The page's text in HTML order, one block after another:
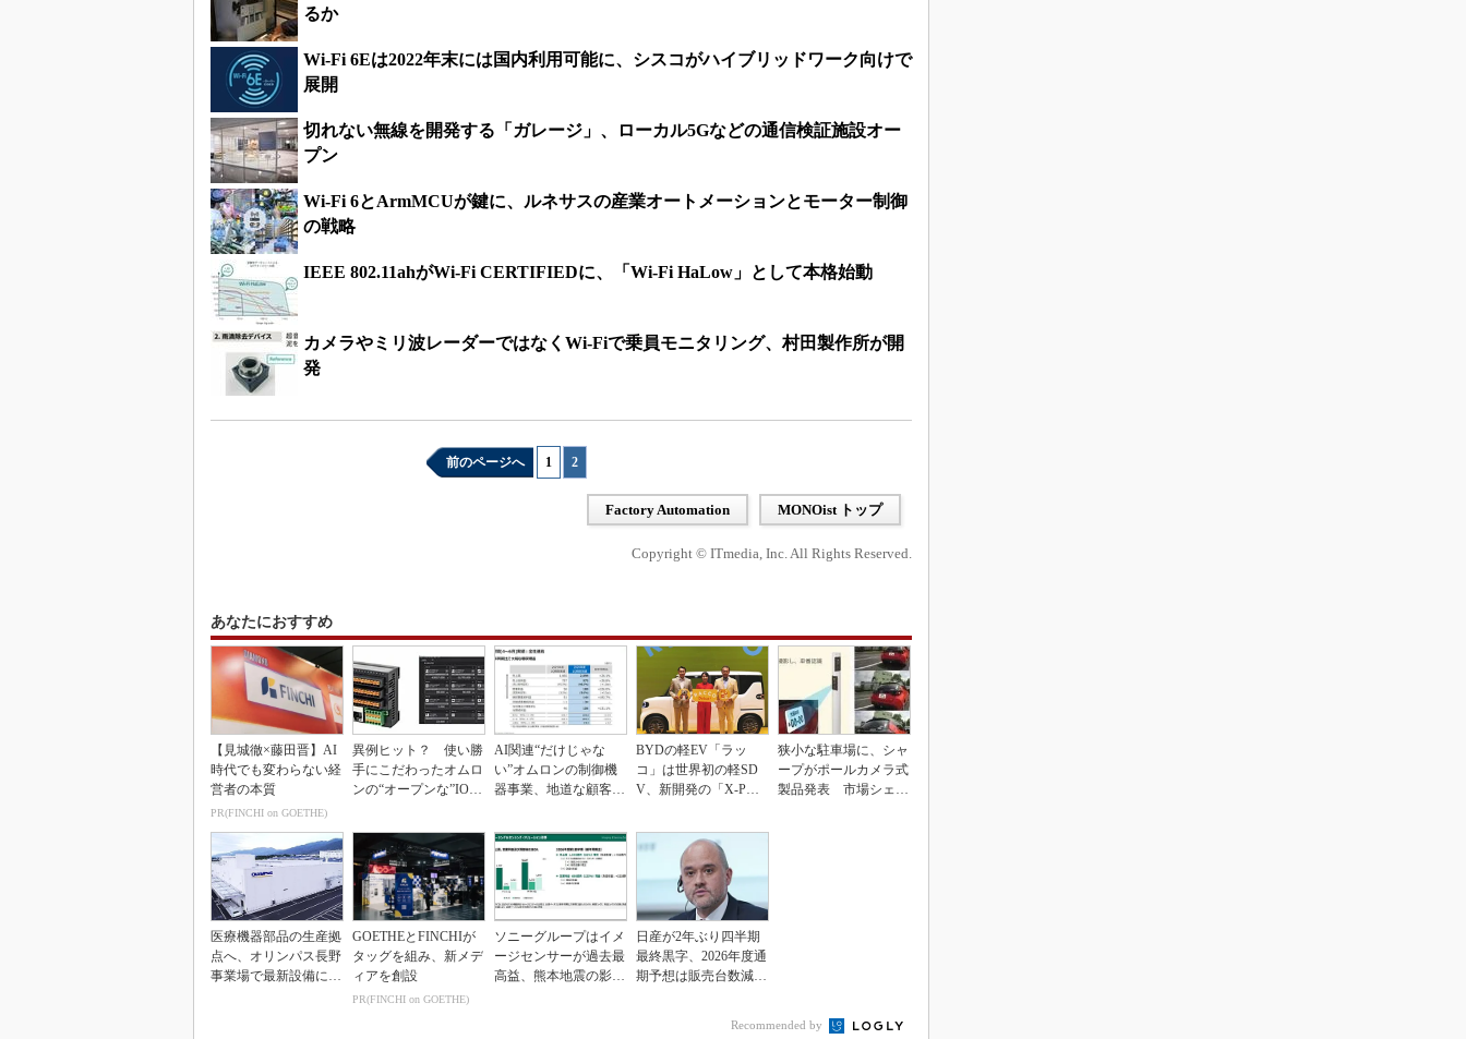
るか
Wi-Fi 6Eは2022年末には国内利用可能に、シスコがハイブリッドワーク向けで
展開
切れない無線を開発する「ガレージ」、ローカル5Gなどの通信検証施設オー
プン
Wi-Fi 6とArmMCUが鍵に、ルネサスの産業オートメーションとモーター制御
の戦略
IEEE 802.11ahがWi-Fi CERTIFIEDに、「Wi-Fi HaLow」として本格始動
カメラやミリ波レーダーではなくWi-Fiで乗員モニタリング、村田製作所が開
発
前のページへ 1 2
Factory Automation MONOist トップ
Copyright © ITmedia, Inc. All Rights Reserved.
あなたにおすすめ
【見城徹×藤田晋】AI
時代でも変わらない経
営者の本質
PR(FINCHI on GOETHE)
異例ヒット？ 使い勝
手にこだわったオムロ
ンの“オープンな”IO-L
AI関連“だけじゃな
い”オムロンの制御機
器事業、地道な顧客基
BYDの軽EV「ラッ
コ」は世界初の軽SD
V、新開発の「X-PAC
狭小な駐車場に、シャ
ープがポールカメラ式
製品発表 市場シェア
医療機器部品の生産拠
点へ、オリンパス長野
事業場で最新設備に機
GOETHEとFINCHIが
タッグを組み、新メデ
ィアを創設
PR(FINCHI on GOETHE)
ソニーグループはイメ
ージセンサーが過去最
高益、熊本地震の影響
日産が2年ぶり四半期
最終黒字、2026年度通
期予想は販売台数減も
Recommended by